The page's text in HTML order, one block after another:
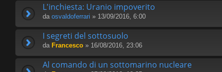
L'inchiesta: Uranio impoverito
da osvaldoferrari » 13/09/2016, 6:00
I segreti del sottosuolo
da Francesco » 16/08/2016, 23:06
Al comando di un sottomarino nucleare